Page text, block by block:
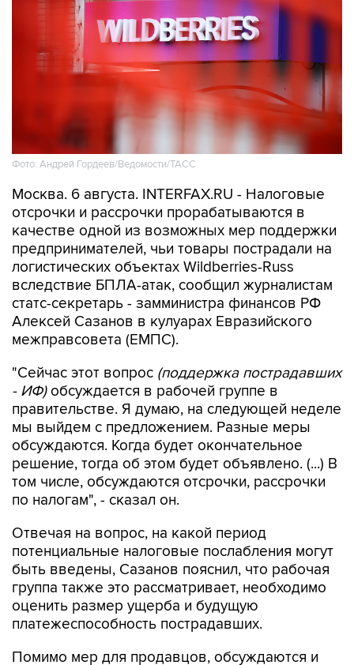
Фото: Андрей Гордеев/Ведомости/ТАСС
Москва. 6 августа. INTERFAX.RU - Налоговые
отсрочки и рассрочки прорабатываются в
качестве одной из возможных мер поддержки
предпринимателей, чьи товары пострадали на
логистических объектах Wildberries-Russ
вследствие БПЛА-атак, сообщил журналистам
статс-секретарь - замминистра финансов РФ
Алексей Сазанов в кулуарах Евразийского
межправсовета (ЕМПС).
"Сейчас этот вопрос (поддержка пострадавших
- ИФ)обсуждается в рабочей группе в
правительстве. Я думаю, на следующей неделе
мы выйдем с предложением. Разные меры
обсуждаются. Когда будет окончательное
решение, тогда об этом будет объявлено. (...) В
том числе, обсуждаются отсрочки, рассрочки
по налогам", - сказал он.
Отвечая на вопрос, на какой период
потенциальные налоговые послабления могут
быть введены, Сазанов пояснил, что рабочая
группа также это рассматривает, необходимо
оценить размер ущерба и будущую
платежеспособность пострадавших.
Помимо мер для продавцов, обсуждаются и